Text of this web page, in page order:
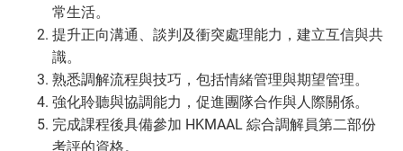
常生活。
提升正向溝通、談判及衝突處理能力，建立互信與共
識。
熟悉調解流程與技巧，包括情緒管理與期望管理。
強化聆聽與協調能力，促進團隊合作與人際關係。
完成課程後具備參加 HKMAAL 綜合調解員第二部份
考評的資格。